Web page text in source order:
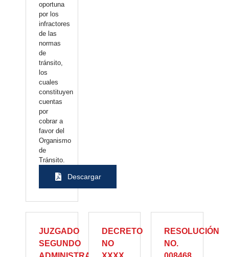
oportuna
por los
infractores
de las
normas
de
tránsito,
los
cuales
constituyen
cuentas
por
cobrar a
favor del
Organismo
de
Tránsito.
Descargar
JUZGADO
SEGUNDO
DECRETO
NO
RESOLUCIÓN
NO.